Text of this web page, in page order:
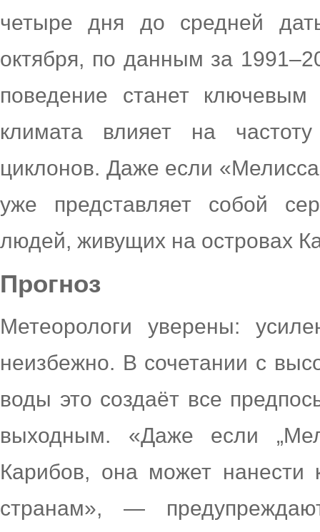
четыре дня до средней
октября, по данным за
поведение станет
климата влияет на
циклонов. Даже если
уже представляет собой
людей, живущих на островах
Прогноз
Метеорологи уверены:
неизбежно. В сочетании с
воды это создаёт все
выходным. «Даже если
Карибов, она может нанести
странам», —